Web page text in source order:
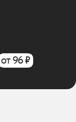
от 96 ₽